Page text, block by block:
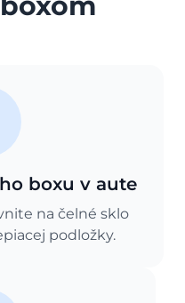
boxu v aute
na čelné sklo
podložky.